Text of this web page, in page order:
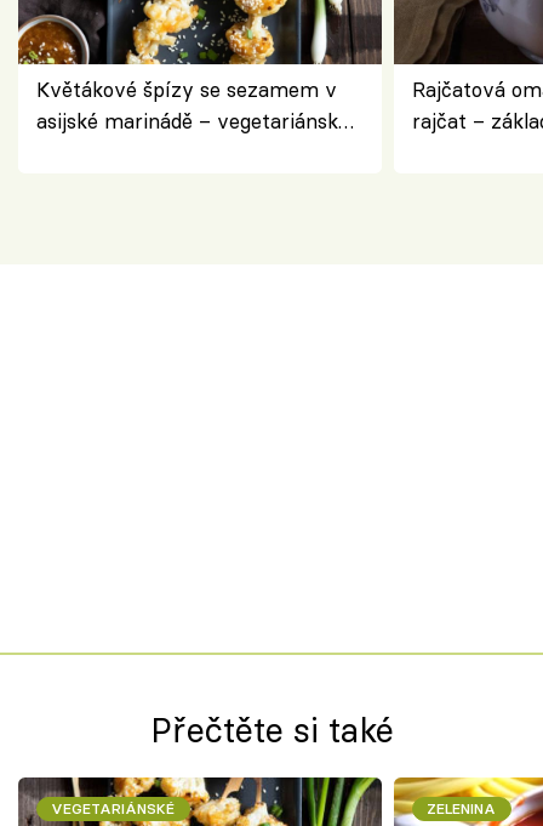
Květákové špízy se sezamem v
asijské marinádě – vegetariánská
Rajčatová
rajčat –
Přečtěte si také
VEGETARIÁNSKÉ ZELENINA